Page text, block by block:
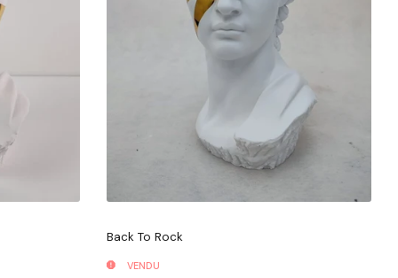
Back To Rock
VENDU